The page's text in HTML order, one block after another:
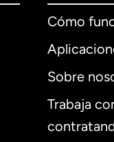
Cómo
Sobre
Trabaja